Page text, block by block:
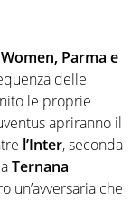
Parma e
delle
le proprie
apriranno il
l’Inter, seconda
Ternana
un’avversaria che